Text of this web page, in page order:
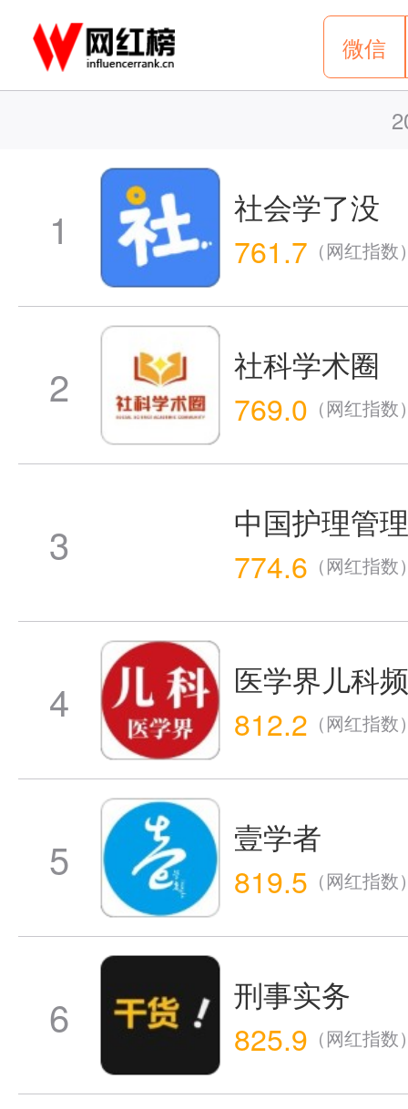
微信
1
社会学了没
761.7 （网红指数
2
社科学术圈
769.0 （网红指数
3
中国护理管理
774.6 （网红指数
4
医学界儿科
812.2 （网红指数
5
壹学者
819.5 （网红指数
6
刑事实务
825.9 （网红指数